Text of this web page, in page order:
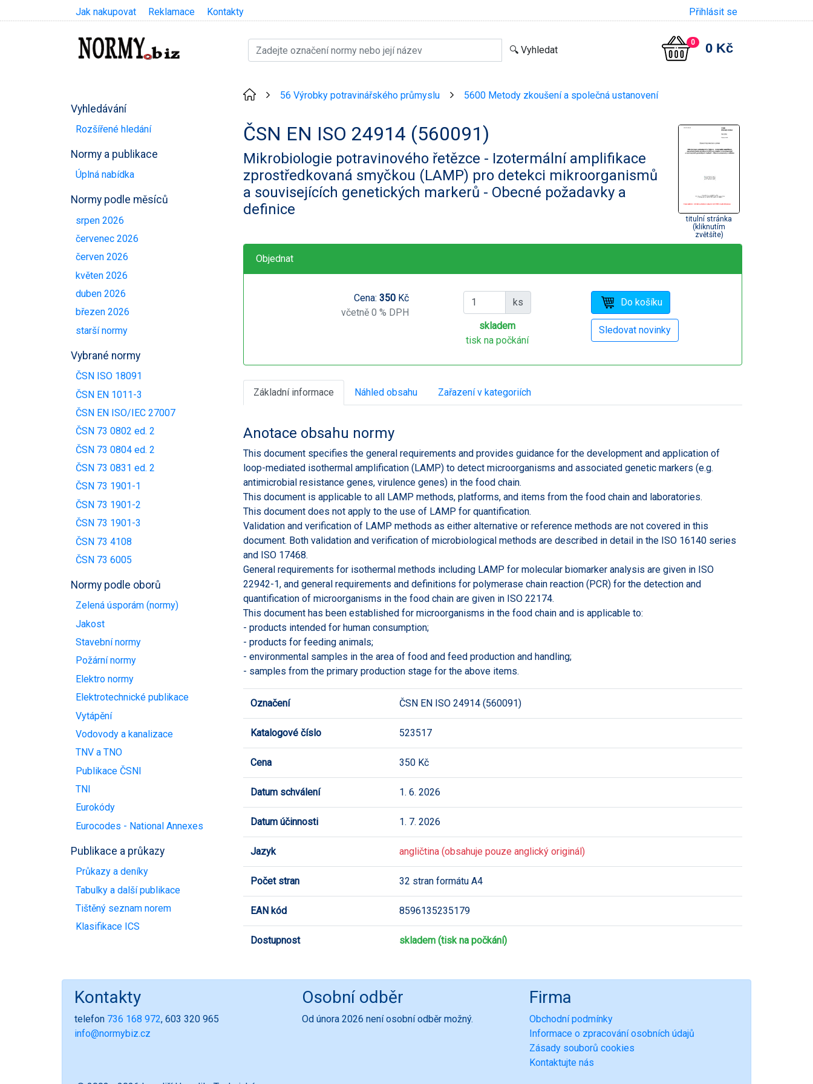
Jak nakupovat Reklamace Kontakty Přihlásit se
0 0 Kč
Vyhledávání
Rozšířené hledání
Normy a publikace
Úplná nabídka
Normy podle měsíců
srpen 2026
červenec 2026
červen 2026
květen 2026
duben 2026
březen 2026
starší normy
Vybrané normy
ČSN ISO 18091
ČSN EN 1011-3
ČSN EN ISO/IEC 27007
ČSN 73 0802 ed. 2
ČSN 73 0804 ed. 2
ČSN 73 0831 ed. 2
ČSN 73 1901-1
ČSN 73 1901-2
ČSN 73 1901-3
ČSN 73 4108
ČSN 73 6005
Normy podle oborů
Zelená úsporám (normy)
Jakost
Stavební normy
Požární normy
Elektro normy
Elektrotechnické publikace
Vytápění
Vodovody a kanalizace
TNV a TNO
Publikace ČSNI
TNI
Eurokódy
Eurocodes - National Annexes
Publikace a průkazy
Průkazy a deníky
Tabulky a další publikace
Tištěný seznam norem
Klasifikace ICS
56 Výrobky potravinářského průmyslu 5600 Metody zkoušení a společná ustanovení
ČSN EN ISO 24914 (560091)
Mikrobiologie potravinového řetězce - Izotermální amplifikace
zprostředkovaná smyčkou (LAMP) pro detekci mikroorganismů
a souvisejících genetických markerů - Obecné požadavky a
definice
titulní stránka
(kliknutím
zvětšíte)
Objednat
Cena: 350Kč
včetně 0 % DPH
ks
skladem
tisk na počkání
Základní informace Náhled obsahu Zařazení v kategoriích
Anotace obsahu normy
This document specifies the general requirements and provides guidance for the development and application of
loop-mediated isothermal amplification (LAMP) to detect microorganisms and associated genetic markers (e.g.
antimicrobial resistance genes, virulence genes) in the food chain.
This document is applicable to all LAMP methods, platforms, and items from the food chain and laboratories.
This document does not apply to the use of LAMP for quantification.
Validation and verification of LAMP methods as either alternative or reference methods are not covered in this
document. Both validation and verification of microbiological methods are described in detail in the ISO 16140 series
and ISO 17468.
General requirements for isothermal methods including LAMP for molecular biomarker analysis are given in ISO
22942-1, and general requirements and definitions for polymerase chain reaction (PCR) for the detection and
quantification of microorganisms in the food chain are given in ISO 22174.
This document has been established for microorganisms in the food chain and is applicable to:
- products intended for human consumption;
- products for feeding animals;
- environmental samples in the area of food and feed production and handling;
- samples from the primary production stage for the above items.
Označení ČSN EN ISO 24914 (560091)
Katalogové číslo 523517
Cena 350 Kč
Datum schválení 1. 6. 2026
Datum účinnosti 1. 7. 2026
Jazyk angličtina (obsahuje pouze anglický originál)
Počet stran 32 stran formátu A4
EAN kód 8596135235179
Dostupnost skladem (tisk na počkání)
Kontakty
telefon 736 168 972, 603 320 965
info@normybiz.cz
Osobní odběr
Od února 2026 není osobní odběr možný.
Firma
Obchodní podmínky
Informace o zpracování osobních údajů
Zásady souborů cookies
Kontaktujte nás